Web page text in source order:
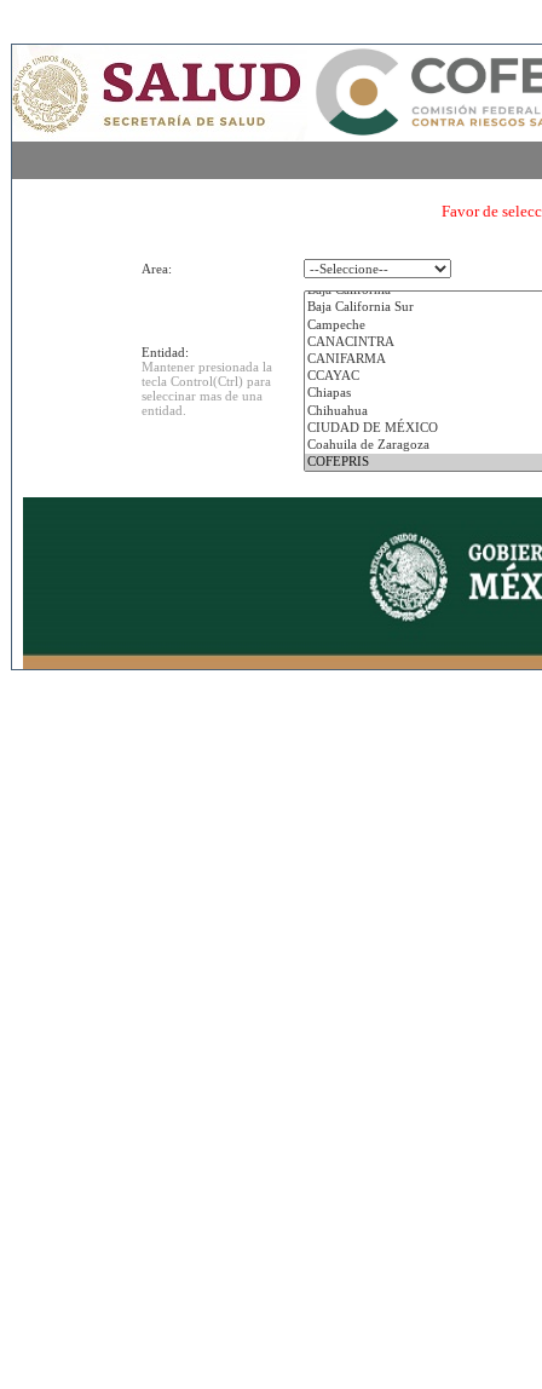
Favor de
Area:
Entidad:
Mantener presionada la
tecla Control(Ctrl) para
seleccinar mas de una
entidad.